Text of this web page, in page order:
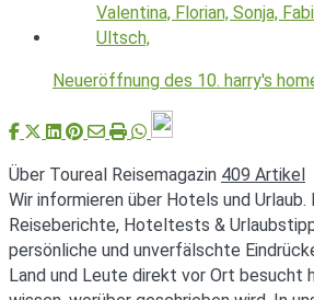
Neueröffnung des 10. harry's
Über Toureal Reisemagazin 409 Artikel
Wir informieren über Hotels und Urlaub.
Reiseberichte, Hoteltests &
persönliche und unverfälschte
Land und Leute direkt vor Ort besucht